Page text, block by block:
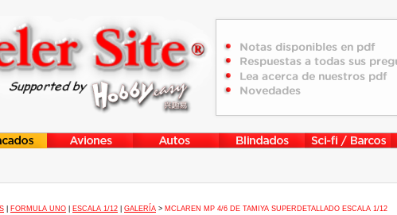
FORMULA UNO ESCALA 1/12 GALERÍA > MCLAREN MP 4/6 DE TAMIYA SUPERDETALLADO ESCALA 1/12